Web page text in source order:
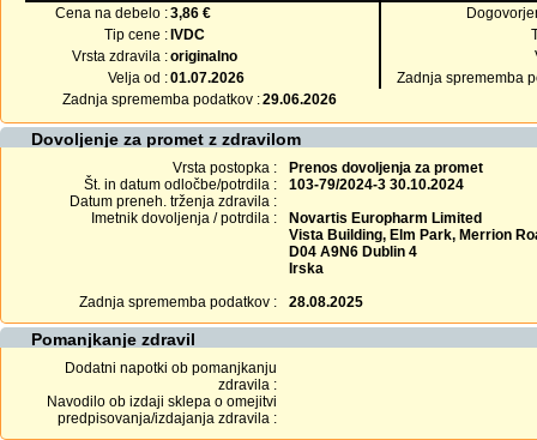
Cena na debelo :3,86 €
Tip cene : IVDC
Vrsta zdravila :originalno
Velja od :01.07.2026
Zadnja sprememba
Zadnja sprememba podatkov :29.06.2026
Dovoljenje za promet z zdravilom
Vrsta postopka :
Prenos dovoljenja za promet
Št. in datum odločbe/potrdila :
103-79/2024-3 30.10.2024
Datum preneh. trženja zdravila :
Imetnik dovoljenja / potrdila :
Novartis Europharm Limited
Vista Building, Elm Park, Merrion
D04 A9N6 Dublin 4
Irska
Zadnja sprememba podatkov :
28.08.2025
Pomanjkanje zdravil
Dodatni napotki ob pomanjkanju
zdravila :
Navodilo ob izdaji sklepa o omejitvi
predpisovanja/izdajanja zdravila :